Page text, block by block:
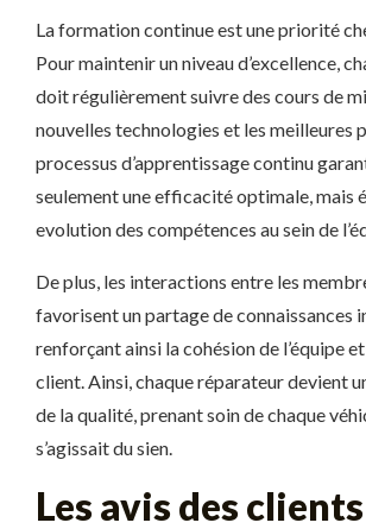
La formation continue est une priorité
Pour maintenir un niveau d’excellence,
doit régulièrement suivre des cours de
nouvelles technologies et les meilleures
processus d’apprentissage continu
seulement une efficacité optimale, mais
evolution des compétences au sein de
De plus, les interactions entre les
favorisent un partage de connaissances
renforçant ainsi la cohésion de l’équipe
client. Ainsi, chaque réparateur devient
de la qualité, prenant soin de chaque
s’agissait du sien.
Les avis des